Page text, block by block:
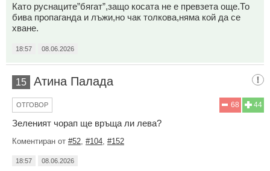
Като руснаците”бягат”,защо косата не е превзета още.То
бива пропаганда и лъжи,но чак толкова,няма кой да се
хване.
18:57 08.06.2026
15 Атина Палада
44
68
ОТГОВОР
Зеленият чорап ще връща ли лева?
Коментиран от #52 #104 #152
18:57 08.06.2026